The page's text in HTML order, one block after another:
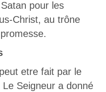
pour les
Christ, au trône
etre fait par le
Seigneur a donné